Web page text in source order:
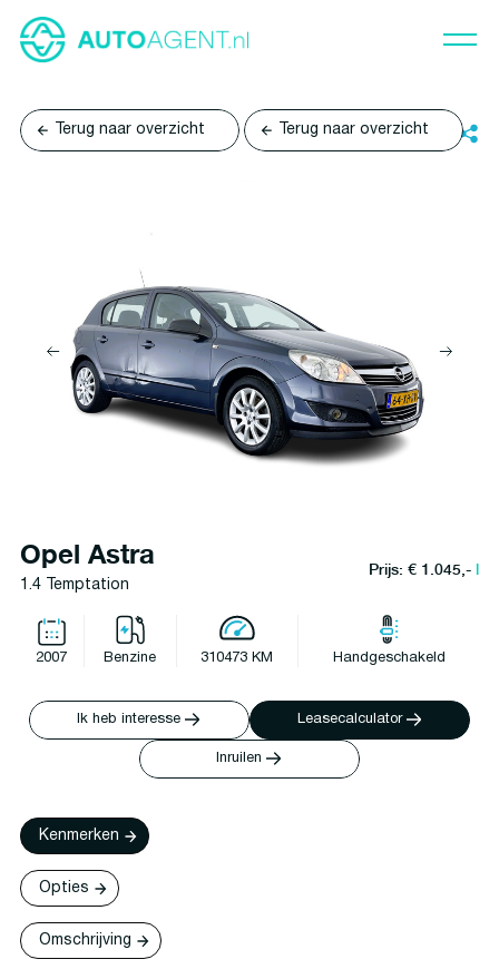
Terug naar overzicht Terug naar overzicht
Opel Astra
1.4 Temptation
Prijs: € 1.045,-l
2007 Benzine 310473 KM Handgeschakeld
Ik heb interesse Leasecalculator
Inruilen
Kenmerken
Opties
Omschrijving